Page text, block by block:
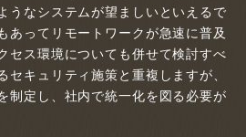
うなシステムが望ましいといえるで
あってリモートワークが急速に普及
セス環境についても併せて検討すべ
セキュリティ施策と重複しますが、
制定し、社内で統一化を図る必要が